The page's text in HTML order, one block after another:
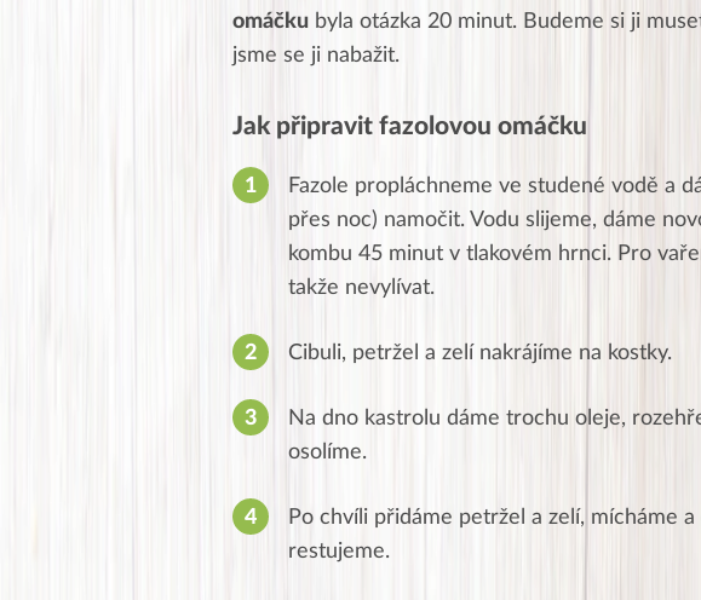
omáčku byla otázka 20 minut. Budeme si ji
jsme se ji nabažit.
Jak připravit fazolovou omáčku
Fazole propláchneme ve studené vodě a
přes noc) namočit. Vodu slijeme, dáme
kombu 45 minut v tlakovém hrnci. Pro
takže nevylívat.
Cibuli, petržel a zelí nakrájíme na kostky.
Na dno kastrolu dáme trochu oleje,
osolíme.
Po chvíli přidáme petržel a zelí, mícháme
restujeme.